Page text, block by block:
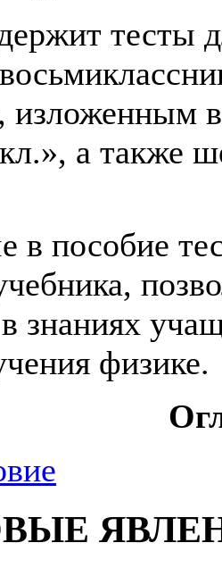
тесты
изложенным
а также
в пособие
знаниях
физике.